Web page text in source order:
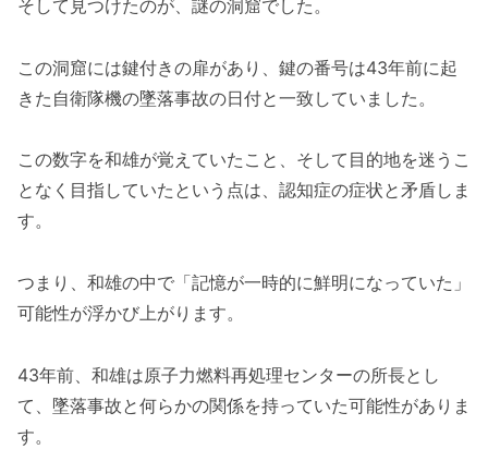
そして見つけたのが、謎の洞窟でした。
この洞窟には鍵付きの扉があり、鍵の番号は43年前に起
きた自衛隊機の墜落事故の日付と一致していました。
この数字を和雄が覚えていたこと、そして目的地を迷うこ
となく目指していたという点は、認知症の症状と矛盾しま
す。
つまり、和雄の中で「記憶が一時的に鮮明になっていた」
可能性が浮かび上がります。
43年前、和雄は原子力燃料再処理センターの所長とし
て、墜落事故と何らかの関係を持っていた可能性がありま
す。